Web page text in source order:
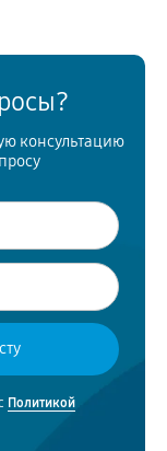
консультацию
Политикой